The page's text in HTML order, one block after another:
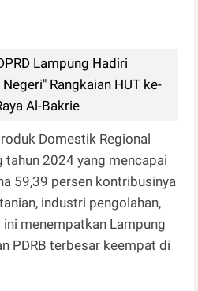
Lampung Hadiri
Rangkaian HUT ke-
Al-Bakrie
Domestik Regional
tahun 2024 yang mencapai
59,39 persen kontribusinya
industri pengolahan,
menempatkan Lampung
PDRB terbesar keempat di